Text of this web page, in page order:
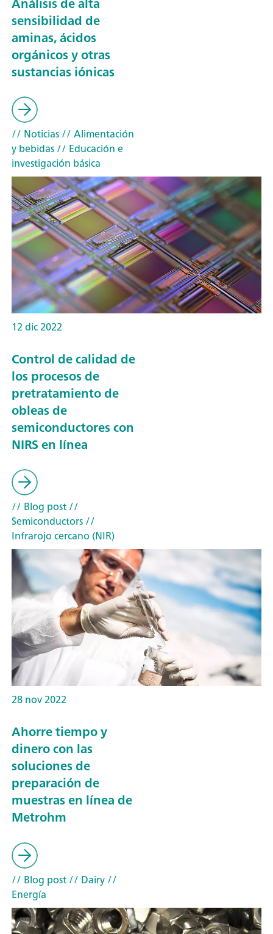
sensibilidad de
aminas, ácidos
orgánicos y otras
sustancias iónicas
// Noticias// Alimentación
y bebidas// Educación e
investigación básica
12 dic 2022
Control de calidad de
los procesos de
pretratamiento de
obleas de
semiconductores con
NIRS en línea
// Blog post//
Semiconductors//
Infrarojo cercano (NIR)
28 nov 2022
Ahorre tiempo y
dinero con las
soluciones de
preparación de
muestras en línea de
Metrohm
// Blog post// Dairy//
Energía